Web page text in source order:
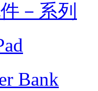
－系列
Bank